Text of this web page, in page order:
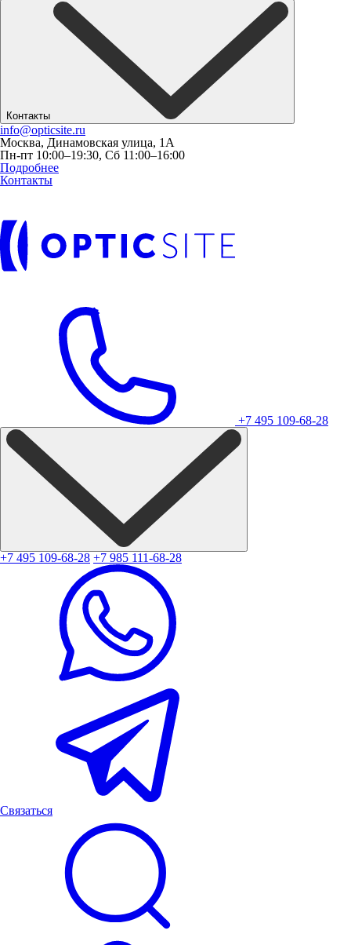
Контакты
info@opticsite.ru
Москва, Динамовская улица, 1А
Пн-пт 10:00–19:30, Сб 11:00–16:00
Подробнее
Контакты
+7 495 109-68-28
+7 495 109-68-28 +7 985 111-68-28
Связаться